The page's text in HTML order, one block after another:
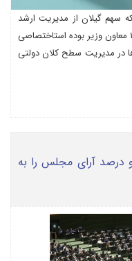
سهم گیلان از مدیریت ارشد
۱۴دولت طی ۴۵سال گذشته فقط ۵ وزیر و ۱۰ معاون وزیر بوده استاختصاصی
۱۴۰۳ سهم گیلانی ها در مدیریت سطح کلان دولتی
و درصد آرای مجلس را به